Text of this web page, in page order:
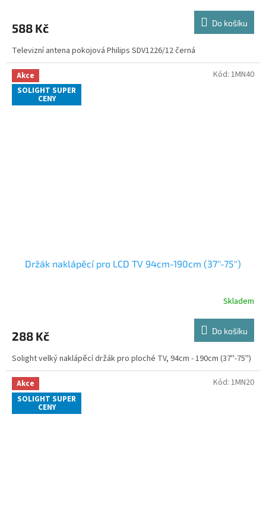
588 Kč Do košíku
Televizní antena pokojová Philips SDV1226/12 černá
Akce
SOLIGHT SUPER
CENY
Držák naklápěcí pro LCD TV 94cm-190cm (37''-75'')
Skladem
288 Kč Do košíku
Solight velký naklápěcí držák pro ploché TV, 94cm - 190cm (37''-75'')
Kód: 1MN40
Akce
SOLIGHT SUPER
CENY
Kód: 1MN20